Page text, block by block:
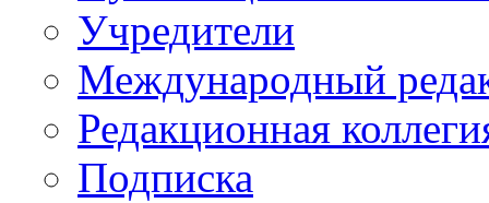
Учредители
Международный
Редакционная
Подписка